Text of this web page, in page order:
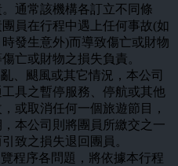
通常該機構各訂立不同條
員在行程中遇上任何事故(如
發生意外)而導致傷亡或財物
亡或財物之損失負責。
、颶風或其它情況，本公司
具之暫停服務、停航或其他
或取消任何一個旅遊節目，
本公司則將團員所繳交之一
致之損失退回團員。
程序各問題，將依據本行程